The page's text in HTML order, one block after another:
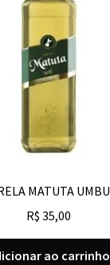
MATUTA
R$ 35,00
ao carrinho